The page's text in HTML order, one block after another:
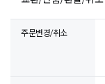
주문변경/취소